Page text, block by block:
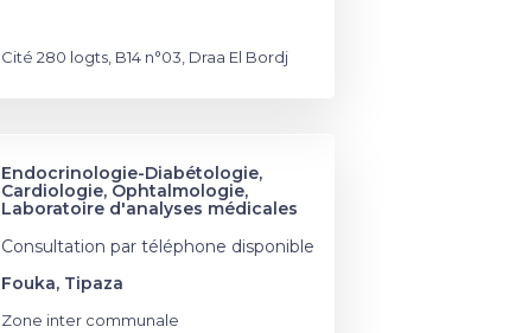
Cité 280 logts, B14 n°03, Draa El Bordj
Endocrinologie-Diabétologie,
Cardiologie, Ophtalmologie,
Laboratoire d'analyses médicales
Consultation par téléphone disponible
Fouka, Tipaza
Zone inter communale